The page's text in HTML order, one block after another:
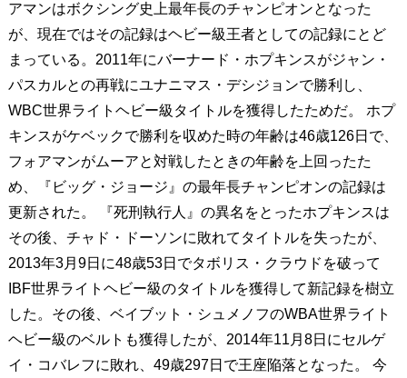
アマンはボクシング史上最年長のチャンピオンとなった
が、現在ではその記録はヘビー級王者としての記録にとど
まっている。2011年にバーナード・ホプキンスがジャン・
パスカルとの再戦にユナニマス・デシジョンで勝利し、
WBC世界ライトヘビー級タイトルを獲得したためだ。 ホプ
キンスがケベックで勝利を収めた時の年齢は46歳126日で、
フォアマンがムーアと対戦したときの年齢を上回ったた
め、『ビッグ・ジョージ』の最年長チャンピオンの記録は
更新された。 『死刑執行人』の異名をとったホプキンスは
その後、チャド・ドーソンに敗れてタイトルを失ったが、
2013年3月9日に48歳53日でタボリス・クラウドを破って
IBF世界ライトヘビー級のタイトルを獲得して新記録を樹立
した。その後、ベイブット・シュメノフのWBA世界ライト
ヘビー級のベルトも獲得したが、2014年11月8日にセルゲ
イ・コバレフに敗れ、49歳297日で王座陥落となった。 今